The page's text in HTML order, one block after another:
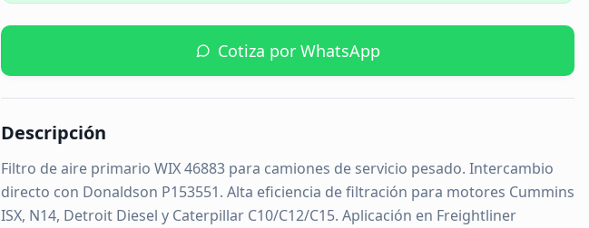
Cotiza por WhatsApp
Descripción
Filtro de aire primario WIX 46883 para camiones de servicio pesado. Intercambio
directo con Donaldson P153551. Alta eficiencia de filtración para motores Cummins
ISX, N14, Detroit Diesel y Caterpillar C10/C12/C15. Aplicación en Freightliner